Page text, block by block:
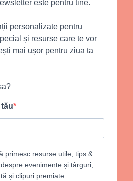
este pentru tine.
personalizate pentru
și resurse care te vor
mai ușor pentru ziua ta
tău
primesc resurse utile, tips &
evenimente și târguri,
și clipuri premiate.